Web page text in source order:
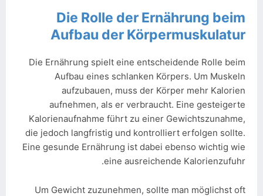
Die Rolle der Ernährung beim
Aufbau der Körpermuskulatur
Die Ernährung spielt eine entscheidende Rolle beim
Aufbau eines schlanken Körpers. Um Muskeln
aufzubauen, muss der Körper mehr Kalorien
aufnehmen, als er verbraucht. Eine gesteigerte
Kalorienaufnahme führt zu einer Gewichtszunahme,
die jedoch langfristig und kontrolliert erfolgen sollte.
Eine gesunde Ernährung ist dabei ebenso wichtig wie
eine ausreichende Kalorienzufuhr.
Um Gewicht zuzunehmen, sollte man möglichst oft